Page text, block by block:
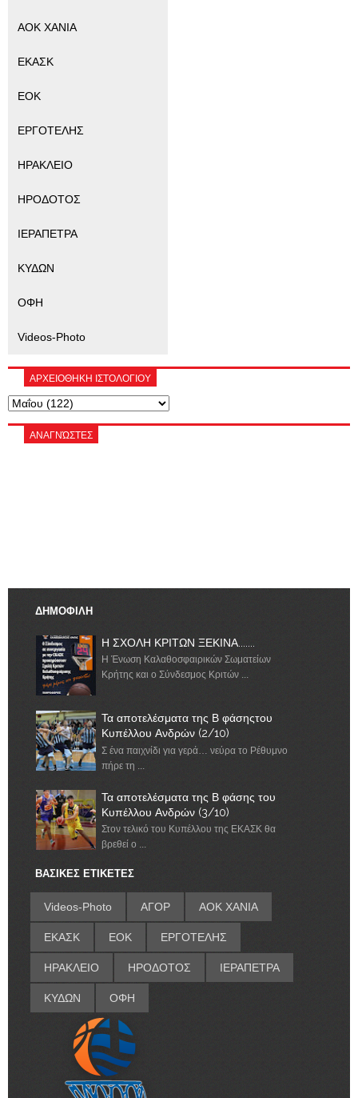
ΑΟΚ ΧΑΝΙΑ
ΕΚΑΣΚ
ΕΟΚ
ΕΡΓΟΤΕΛΗΣ
ΗΡΑΚΛΕΙΟ
ΗΡΟΔΟΤΟΣ
ΙΕΡΑΠΕΤΡΑ
ΚΥΔΩΝ
ΟΦΗ
Videos-Photo
ΑΡΧΕΙΟΘΗΚΗ ΙΣΤΟΛΟΓΙΟΥ
ΑΝΑΓΝΏΣΤΕΣ
ΔΗΜΟΦΙΛΗ
Η ΣΧΟΛΗ ΚΡΙΤΩΝ ΞΕΚΙΝΑ.......
Η Ένωση Καλαθοσφαιρικών Σωματείων
Κρήτης και ο Σύνδεσμος Κριτών ...
Τα αποτελέσματα της Β φάσηςτου
Κυπέλλου Ανδρών (2/10)
Σ ένα παιχνίδι για γερά… νεύρα το Ρέθυμνο
πήρε τη ...
Τα αποτελέσματα της Β φάσης του
Κυπέλλου Ανδρών (3/10)
Στον τελικό του Κυπέλλου της ΕΚΑΣΚ θα
βρεθεί ο ...
ΒΑΣΙΚΕΣ ΕΤΙΚΕΤΕΣ
Videos-Photo ΑΓΟΡ ΑΟΚ ΧΑΝΙΑ
ΕΚΑΣΚ ΕΟΚ ΕΡΓΟΤΕΛΗΣ
ΗΡΑΚΛΕΙΟ ΗΡΟΔΟΤΟΣ ΙΕΡΑΠΕΤΡΑ
ΚΥΔΩΝ ΟΦΗ